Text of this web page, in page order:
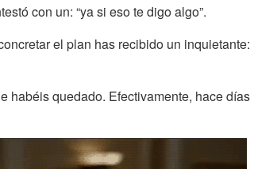
con un: “ya si eso te digo algo”.
el plan has recibido un inquietante:
habéis quedado. Efectivamente, hace días